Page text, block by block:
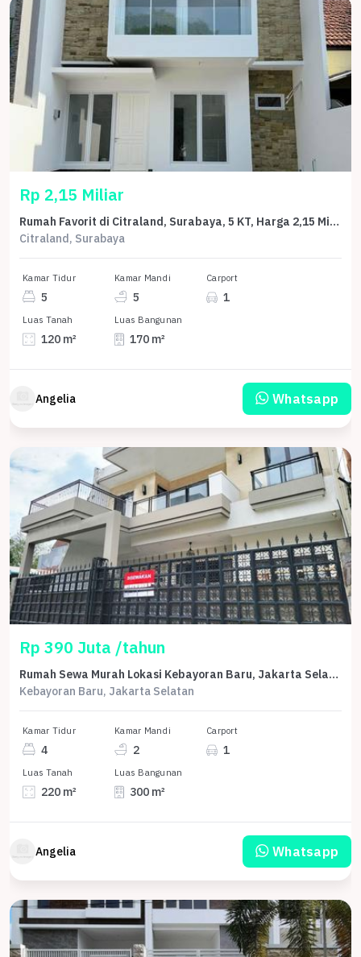
Rp 2,15 Miliar
Rumah Favorit di Citraland, Surabaya, 5 KT, Harga 2,15 Miliar
Citraland, Surabaya
Kamar Tidur
5
Kamar Mandi
5
Carport
1
Luas Tanah
120 m²
Luas Bangunan
170 m²
Angelia Whatsapp
Rp 390 Juta /tahun
Rumah Sewa Murah Lokasi Kebayoran Baru, Jakarta Selatan, LB 300m²
Kebayoran Baru, Jakarta Selatan
Kamar Tidur
4
Kamar Mandi
2
Carport
1
Luas Tanah
220 m²
Luas Bangunan
300 m²
Angelia Whatsapp